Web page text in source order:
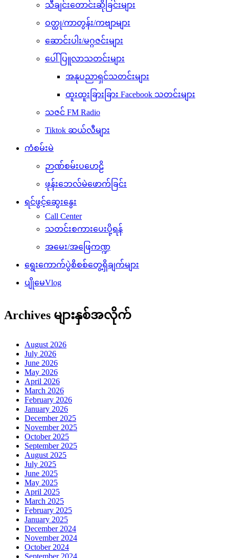
သီချင်းတောင်းဆိုခြင်းများ
ဝတ္ထု/ကာတွန်း/ကဗျာများ
ဆောင်းပါး/မဂ္ဂဇင်းများ
ပေါ်ပြူလာသတင်းများ
အနုပညာရှင်သတင်းများ
ထူးထူးခြားခြား Facebook သတင်းများ
သဇင် FM Radio
Tiktok ဆယ်လီများ
ကံစမ်းမဲ
ဉာဏ်စမ်းပဟေဠိ
ဖုန်းဘေလ်မဲဖောက်ခြင်း
ရင်ဖွင့်ဆွေးနွေး
Call Center
သတင်းစကားပေးပို့ရန်
အမေး/အဖြေကဏ္ဍ
ရွေးကောက်ပွဲစိစစ်တွေ့ရှိချက်များ
ပျိုမေVlog
Archives များနှစ်အလိုက်
August 2026
July 2026
June 2026
May 2026
April 2026
March 2026
February 2026
January 2026
December 2025
November 2025
October 2025
September 2025
August 2025
July 2025
June 2025
May 2025
April 2025
March 2025
February 2025
January 2025
December 2024
November 2024
October 2024